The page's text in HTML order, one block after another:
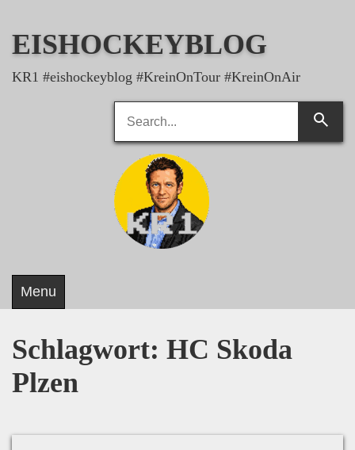
content
EISHOCKEYBLOG
KR1 #eishockeyblog #KreinOnTour #KreinOnAir
Search
for:
Search
Menu
Schlagwort: HC Skoda
Plzen